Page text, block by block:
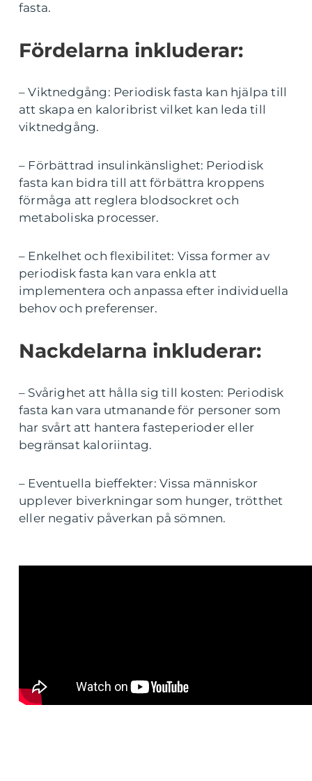
fasta.
Fördelarna inkluderar:
– Viktnedgång: Periodisk fasta kan hjälpa till
att skapa en kaloribrist vilket kan leda till
viktnedgång.
– Förbättrad insulinkänslighet: Periodisk
fasta kan bidra till att förbättra kroppens
förmåga att reglera blodsockret och
metaboliska processer.
– Enkelhet och flexibilitet: Vissa former av
periodisk fasta kan vara enkla att
implementera och anpassa efter individuella
behov och preferenser.
Nackdelarna inkluderar:
– Svårighet att hålla sig till kosten: Periodisk
fasta kan vara utmanande för personer som
har svårt att hantera fasteperioder eller
begränsat kaloriintag.
– Eventuella bieffekter: Vissa människor
upplever biverkningar som hunger, trötthet
eller negativ påverkan på sömnen.